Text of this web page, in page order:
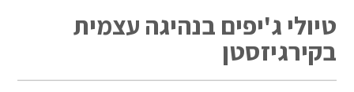
טיולי ג'יפים בנהיגה עצמית
בקירגיזסטן